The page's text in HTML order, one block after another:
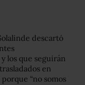
descartó
los que seguirán
en
“no somos